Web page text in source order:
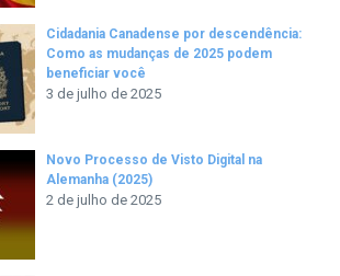
Cidadania Canadense por descendência:
Como as mudanças de 2025 podem
beneficiar você
3 de julho de 2025
Novo Processo de Visto Digital na
Alemanha (2025)
2 de julho de 2025